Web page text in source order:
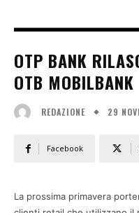
OTP BANK
OTB
REDAZIONE 29
Facebook
La prossima primavera